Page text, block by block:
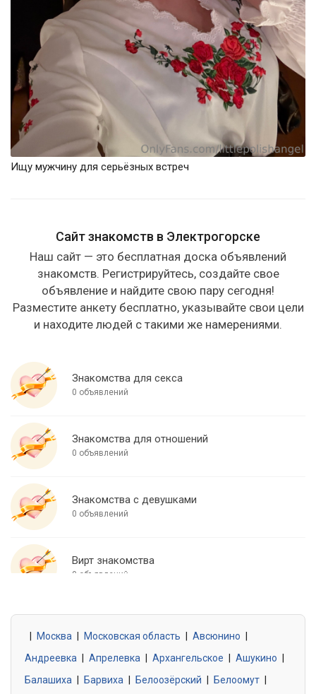
Ищу мужчину для серьёзных встреч
Сайт знакомств в Электрогорске
Наш сайт — это бесплатная доска объявлений
знакомств. Регистрируйтесь, создайте свое
объявление и найдите свою пару сегодня!
Разместите анкету бесплатно, указывайте свои цели
и находите людей с такими же намерениями.
Знакомства для секса
0 объявлений
Знакомства для отношений
0 объявлений
Знакомства с девушками
0 объявлений
Вирт знакомства
0 объявлений
0 объявлений
Знакомства без обязательств
Москва Московская область Авсюнино
Андреевка
Апрелевка Архангельское Ашукино
Балашиха
Барвиха Белоозёрский Белоомут